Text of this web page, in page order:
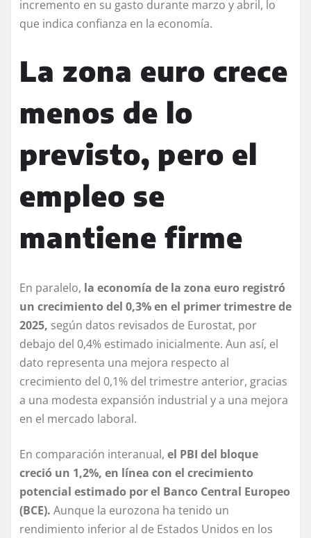
incremento en su gasto durante marzo y abril, lo
que indica confianza en la economía.
La zona euro crece
menos de lo
previsto, pero el
empleo se
mantiene firme
En paralelo, la economía de la zona euro registró
un crecimiento del 0,3% en el primer trimestre de
2025, según datos revisados de Eurostat, por
debajo del 0,4% estimado inicialmente. Aun así, el
dato representa una mejora respecto al
crecimiento del 0,1% del trimestre anterior, gracias
a una modesta expansión industrial y a una mejora
en el mercado laboral.
En comparación interanual, el PBI del bloque
creció un 1,2%, en línea con el crecimiento
potencial estimado por el Banco Central Europeo
(BCE). Aunque la eurozona ha tenido un
rendimiento inferior al de Estados Unidos en los